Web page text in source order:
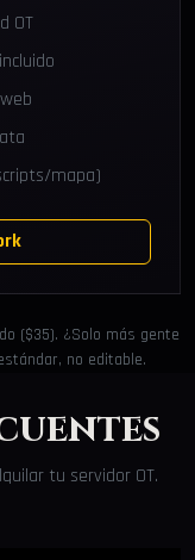
OT
mapa)
($35). ¿Solo más gente
no editable.
tu servidor OT.